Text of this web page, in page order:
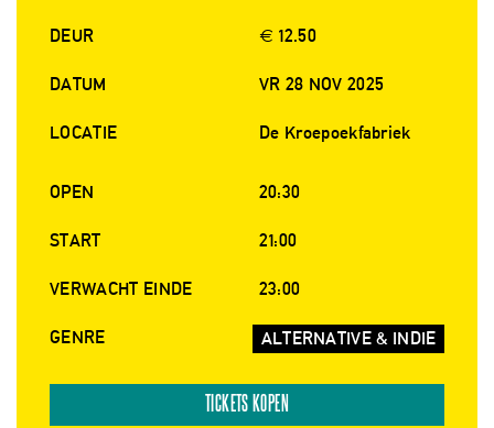
DEUR € 12.50
DATUM VR 28 NOV 2025
LOCATIE De Kroepoekfabriek
OPEN 20:30
START 21:00
VERWACHT EINDE 23:00
GENRE ALTERNATIVE & INDIE
TICKETS KOPEN